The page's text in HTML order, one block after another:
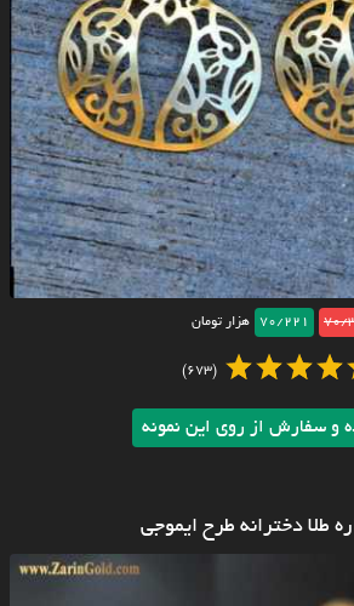
70/
70/221 هزار تومان
(673)
و سفارش از روی این نمونه
طلا دخترانه طرح ایموجی